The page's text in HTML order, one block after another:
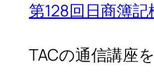
第128回日商簿
TACの通信講座